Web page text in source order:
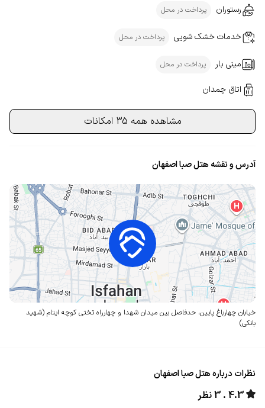
رستوران پرداخت در محل
خدمات خشک شویی پرداخت در محل
مینی بار پرداخت در محل
اتاق چمدان
مشاهده همه 35 امکانات
آدرس و نقشه هتل صبا اصفهان
خیابان چهارباغ پایین، حدفاصل بین میدان شهدا و چهارراه تختی کوچه ایتام (شهید
بانکی)
نظرات درباره هتل صبا اصفهان
4.3 3 نظر